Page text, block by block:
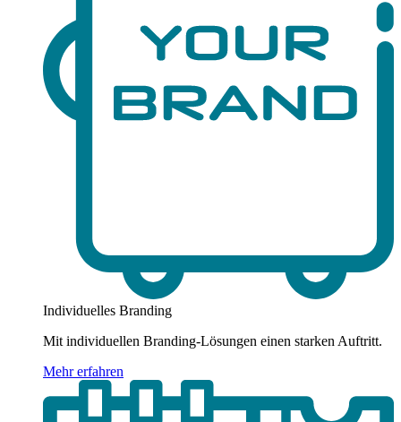
Individuelles Branding
Mit individuellen Branding-Lösungen einen starken Auftritt.
Mehr erfahren